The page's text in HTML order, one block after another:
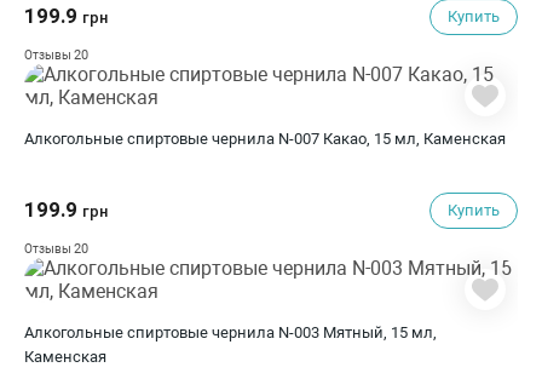
199.9 грн Купить
Отзывы 20
Алкогольные спиртовые чернила N-007 Какао, 15 мл, Каменская
199.9 грн Купить
Отзывы 20
Алкогольные спиртовые чернила N-003 Мятный, 15 мл,
Каменская